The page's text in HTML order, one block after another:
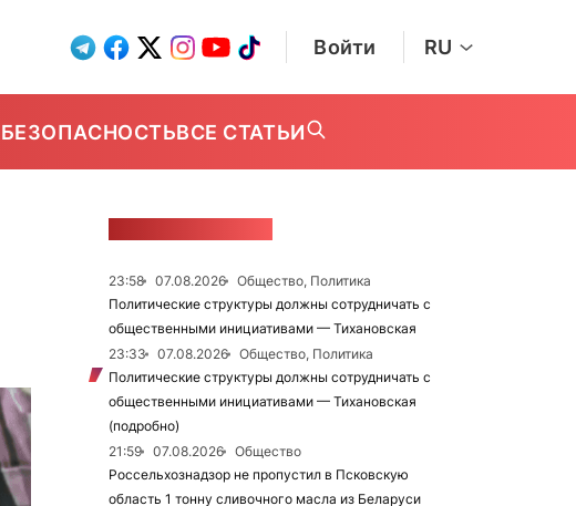
Войти RU
БЕЗОПАСНОСТЬВСЕ СТАТЬИ
23:58 07.08.2026
Общество, Политика
Политические структуры должны сотрудничать с
общественными инициативами — Тихановская
23:33
07.08.2026
Общество, Политика
Политические структуры должны сотрудничать с
общественными инициативами — Тихановская
(подробно)
21:59
07.08.2026
Общество
Россельхознадзор не пропустил в Псковскую
область 1 тонну сливочного масла из Беларуси